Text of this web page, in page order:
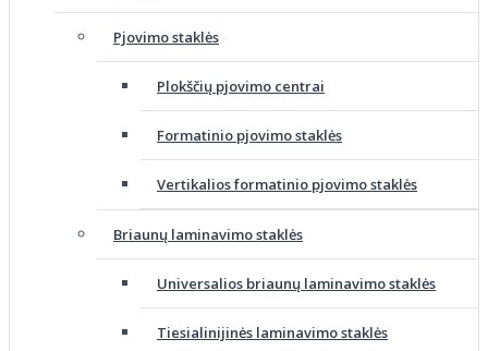
Pjovimo staklės
Plokščių pjovimo centrai
Formatinio pjovimo staklės
Vertikalios formatinio pjovimo staklės
Briaunų laminavimo staklės
Universalios briaunų laminavimo staklės
Tiesialinijinės laminavimo staklės